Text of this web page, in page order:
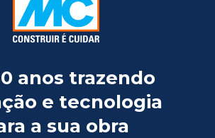
anos trazendo
e tecnologia
a sua obra